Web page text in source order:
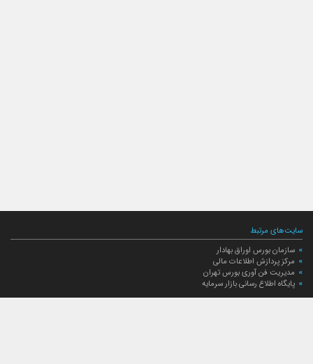
سایت‌های مرتبط
سازمان بورس اوراق بهادار
مرکز پردازش اطلاعات مالی
مدیریت فن آوری بورس تهران
پایگاه اطلاع رسانی بازار سرمایه